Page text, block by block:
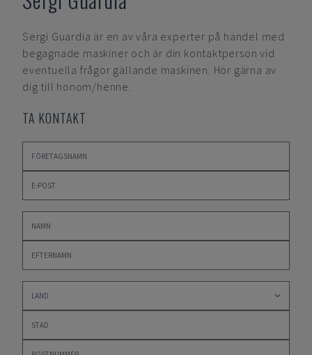
Sergi Guardia är en av våra experter på handel med
begagnade maskiner och är din kontaktperson vid
eventuella frågor gällande maskinen. Hör gärna av
dig till honom/henne.
TA KONTAKT